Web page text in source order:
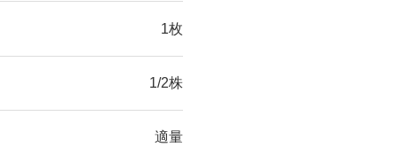
1枚
1/2株
適量